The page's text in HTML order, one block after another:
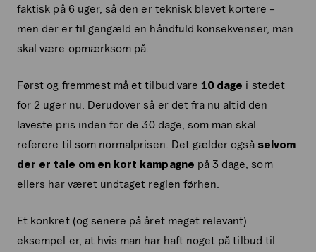
faktisk på 6 uger, så den er teknisk blevet kortere –
men der er til gengæld en håndfuld konsekvenser, man
skal være opmærksom på.
Først og fremmest må et tilbud vare 10 dage i stedet
for 2 uger nu. Derudover så er det fra nu altid den
laveste pris inden for de 30 dage, som man skal
referere til som normalprisen. Det gælder også selvom
der er tale om en kort kampagne på 3 dage, som
ellers har været undtaget reglen førhen.
Et konkret (og senere på året meget relevant)
eksempel er, at hvis man har haft noget på tilbud til